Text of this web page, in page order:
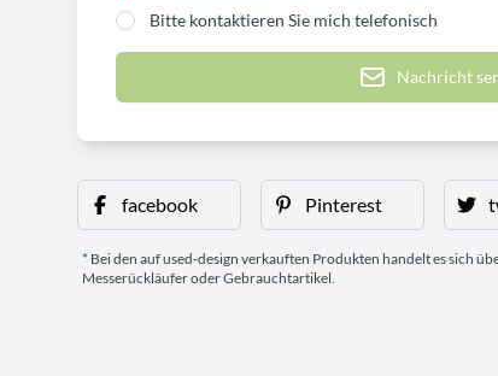
Bitte kontaktieren Sie mich telefonisch
Nachricht
facebook Pinterest
* Bei den auf used-design verkauften Produkten handelt es sich
Messerückläufer oder Gebrauchtartikel.